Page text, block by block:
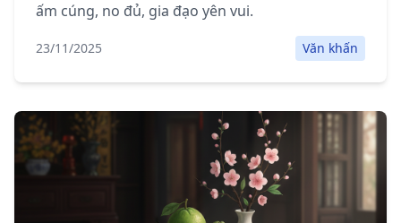
ấm cúng, no đủ, gia đạo yên vui.
23/11/2025 Văn khấn